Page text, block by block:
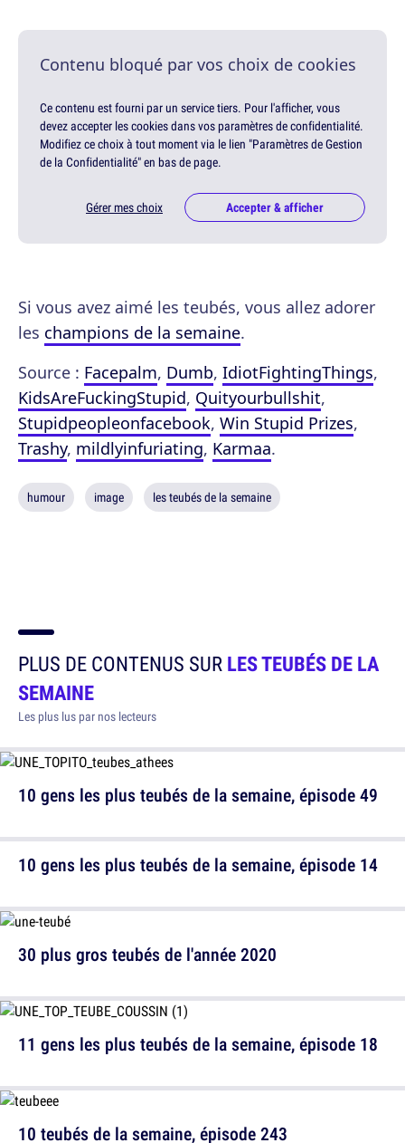
Contenu bloqué par vos choix de cookies
Ce contenu est fourni par un service tiers. Pour l'afficher, vous
devez accepter les cookies dans vos paramètres de confidentialité.
Modifiez ce choix à tout moment via le lien "Paramètres de Gestion
de la Confidentialité" en bas de page.
Gérer mes choix Accepter & afficher
Si vous avez aimé les teubés, vous allez adorer
les champions de la semaine.
Source : Facepalm, Dumb, IdiotFightingThings,
KidsAreFuckingStupid, Quityourbullshit,
Stupidpeopleonfacebook, Win Stupid Prizes,
Trashy, mildlyinfuriating, Karmaa.
humour image les teubés de la semaine
PLUS DE CONTENUS SURLES TEUBÉS DE LA
SEMAINE
Les plus lus par nos lecteurs
10 gens les plus teubés de la semaine, épisode 49
30 plus gros teubés de l'année 2020
10 teubés de la semaine, épisode 243
10 gens les plus teubés de la semaine, épisode 14
11 gens les plus teubés de la semaine, épisode 18